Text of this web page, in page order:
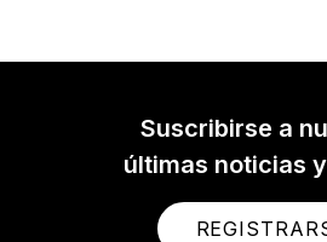
Suscribirse a
últimas noticias